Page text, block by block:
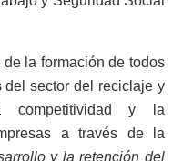
la formación de todos
del sector del reciclaje y
y la
a través de la
y la retención del